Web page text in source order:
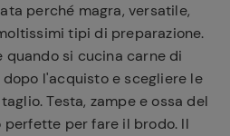
perché magra, versatile,
tipi di preparazione.
quando si cucina carne di
l'acquisto e scegliere le
Testa, zampe e ossa del
perfette per fare il brodo. Il